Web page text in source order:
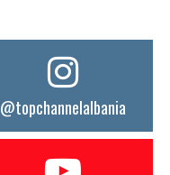
@topchannelalbania